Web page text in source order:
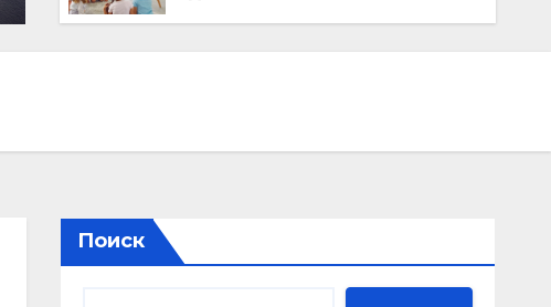
стресу
Поиск